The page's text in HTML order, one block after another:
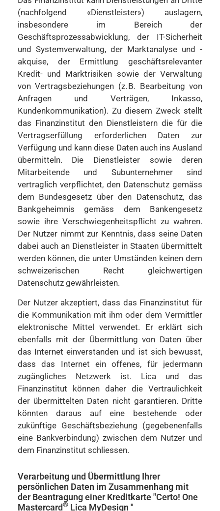
(nachfolgend «Dienstleister») auslagern,
insbesondere im Bereich der
Geschäftsprozessabwicklung, der IT-Sicherheit
und Systemverwaltung, der Marktanalyse und -
akquise, der Ermittlung geschäftsrelevanter
Kredit- und Marktrisiken sowie der Verwaltung
von Vertragsbeziehungen (z. B. Bearbeitung von
Anfragen und Verträgen, Inkasso,
Kundenkommunikation). Zu diesem Zweck stellt
das Finanzinstitut den Dienstleistern die für die
Vertragserfüllung erforderlichen Daten zur
Verfügung und kann diese Daten auch ins Ausland
übermitteln. Die Dienstleister sowie deren
Mitarbeitende und Subunternehmer sind
vertraglich verpflichtet, den Datenschutz gemäss
dem Bundesgesetz über den Datenschutz, das
Bankgeheimnis gemäss dem Bankengesetz
sowie ihre Verschwiegenheitspflicht zu wahren.
Der Nutzer nimmt zur Kenntnis, dass seine Daten
dabei auch an Dienstleister in Staaten übermittelt
werden können, die unter Umständen keinen dem
schweizerischen Recht gleichwertigen
Datenschutz gewährleisten.
Der Nutzer akzeptiert, dass das Finanzinstitut für
die Kommunikation mit ihm oder dem Vermittler
elektronische Mittel verwendet. Er erklärt sich
ebenfalls mit der Übermittlung von Daten über
das Internet einverstanden und ist sich bewusst,
dass das Internet ein offenes, für jedermann
zugängliches Netzwerk ist. Lica und das
Finanzinstitut können daher die Vertraulichkeit
der übermittelten Daten nicht garantieren. Dritte
könnten daraus auf eine bestehende oder
zukünftige Geschäftsbeziehung (gegebenenfalls
eine Bankverbindung) zwischen dem Nutzer und
dem Finanzinstitut schliessen.
Verarbeitung und Übermittlung Ihrer
persönlichen Daten im Zusammenhang mit
der Beantragung einer Kreditkarte "Certo! One
Mastercard®Lica MyDesign "